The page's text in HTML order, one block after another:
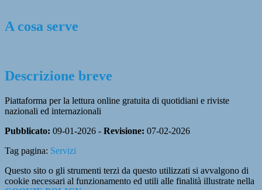
A cosa serve
Descrizione breve
Piattaforma per la lettura online gratuita di quotidiani e riviste
nazionali ed internazionali
Pubblicato: 09-01-2026 - Revisione: 07-02-2026
Tag pagina: Servizi
Questo sito o gli strumenti terzi da questo utilizzati si avvalgono di
cookie necessari al funzionamento ed utili alle finalità illustrate nella